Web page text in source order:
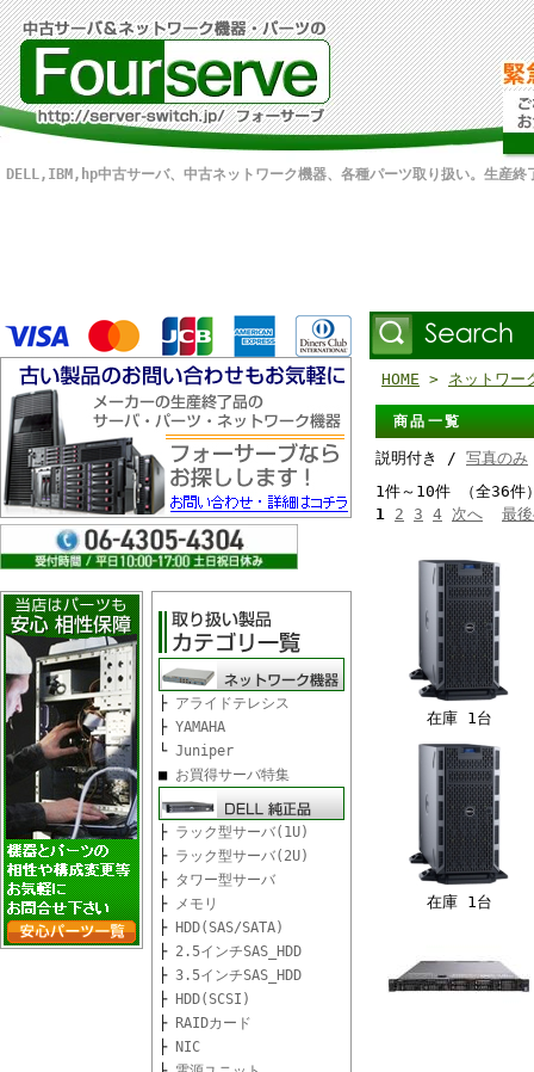
DELL,IBM,hp中古サーバ、中古ネットワーク機器、各種パーツ取り扱い。生産終
├ アライドテレシス
├ YAMAHA
└ Juniper
■ お買得サーバ特集
├ ラック型サーバ(1U)
├ ラック型サーバ(2U)
├ タワー型サーバ
├ メモリ
├ HDD(SAS/SATA)
├ 2.5インチSAS_HDD
├ 3.5インチSAS_HDD
├ HDD(SCSI)
├ RAIDカード
├ NIC
HOME > ネットワー
商品一覧
説明付き / 写真のみ
1件～10件 （全36
1 2 3 4 次へ 最
在庫 1台
在庫 1台